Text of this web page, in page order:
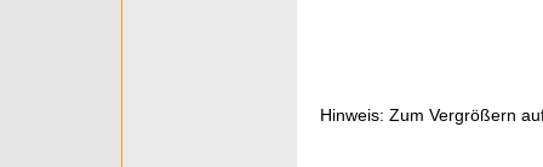
Hinweis: Zum Vergrößern